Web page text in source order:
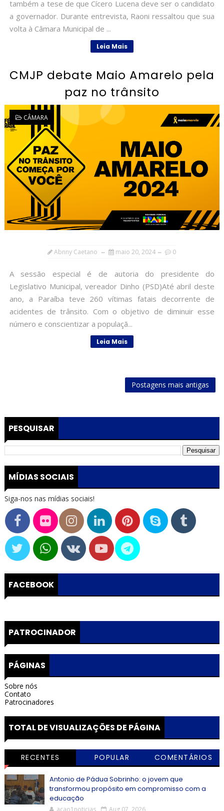
também a tese de que Cícero Lucena deve ser o candidato
a governador. Durante entrevista, Raoni ressaltou que sua
volta à Câmara Municipal de ...
Leia Mais
CMJP debate Maio Amarelo pela
paz no trânsito
CÂMARA
Abnny Caetano maio 20, 2024 0
A sessão especial é de autoria do presidente do
Legislativo Municipal, vereador Dinho (PSD)Até abril deste
ano, a Paraíba teve 260 vítimas fatais decorrente de
acidentes de trânsito. Com o objetivo de diminuir esse
número e conscientizar a populaçã...
Leia Mais
Postagens mais antigas
PESQUISAR
MÍDIAS SOCIAIS
Siga-nos nas mídias sociais!
FACEBOOK
PATROCINADOR
PÁGINAS
Sobre nós
Contato
Patrocinadores
TOTAL DE VISUALIZAÇÕES DE PÁGINA
RECENTES POPULAR COMENTÁRIOS
Antonio de Pádua Sobrinho: o jovem que
transformou propósito em compromisso com a
educação